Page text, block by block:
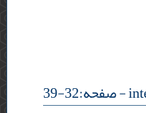
- صفحه:32-39